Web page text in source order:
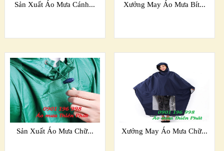
Sản Xuất Áo Mưa Cánh... Xưởng May Áo Mưa Bít...
Sản Xuất Áo Mưa Chữ... Xưởng May Áo Mưa Chữ...